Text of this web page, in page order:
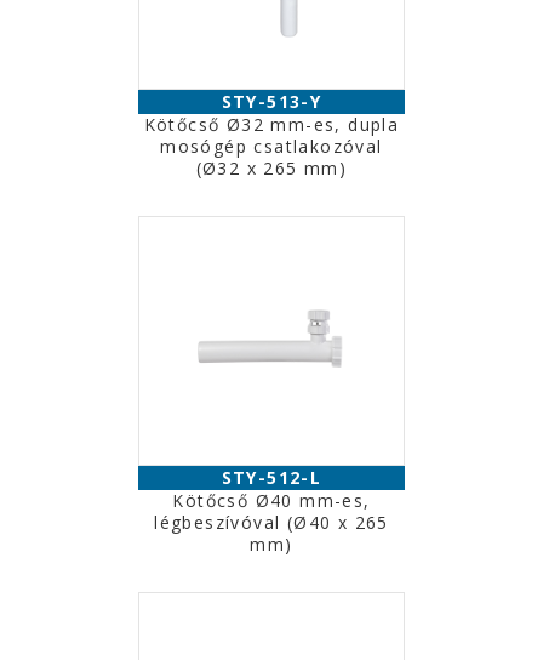
STY-513-Y
Kötőcső Ø32 mm-es, dupla
mosógép csatlakozóval
(Ø32 x 265 mm)
STY-512-L
Kötőcső Ø40 mm-es,
légbeszívóval (Ø40 x 265
mm)